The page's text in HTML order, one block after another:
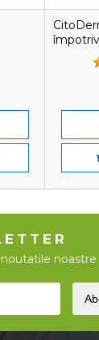
câini și
noastre